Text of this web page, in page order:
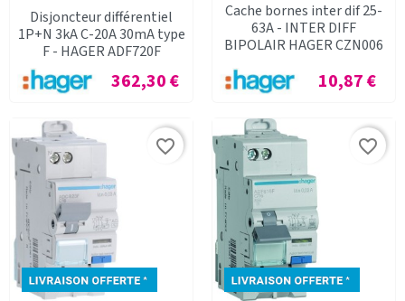
Disjoncteur différentiel
1P+N 3kA C-20A 30mA type
F - HAGER ADF720F
Prix
362,30 €
Cache bornes inter dif 25-
63A - INTER DIFF
BIPOLAIR HAGER CZN006
Prix
10,87 €
favorite_border favorite_border